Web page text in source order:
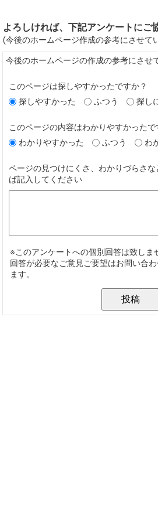
よろしければ、下記アンケートにご
(今後のホームページ作成の参考にさせて
今後のホームページの作成の参考にさせ
このページは探しやすかったですか？
探しやすかった ふつう 探し
このページの内容はわかりやすかった
わかりやすかった ふつう わ
ページの見つけにくさ、わかりづらさ
ば記入してください
※このアンケートへの個別回答は致しま
回答が必要なご意見ご要望はお問い合
ます。